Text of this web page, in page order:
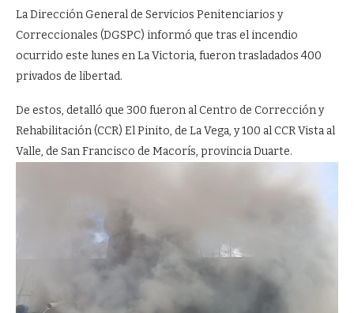
La Dirección General de Servicios Penitenciarios y
Correccionales (DGSPC) informó que tras el incendio
ocurrido este lunes en La Victoria, fueron trasladados 400
privados de libertad.
De estos, detalló que 300 fueron al Centro de Corrección y
Rehabilitación (CCR) El Pinito, de La Vega, y 100 al CCR Vista al
Valle, de San Francisco de Macorís, provincia Duarte.